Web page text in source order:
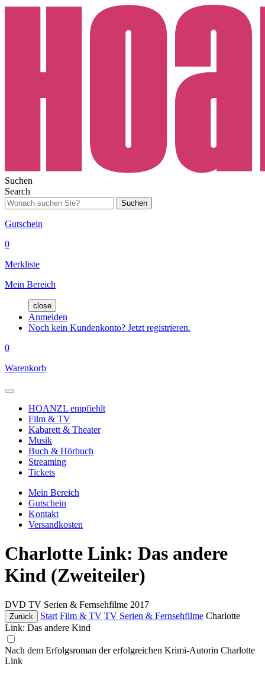
Suchen
Search
Suchen
Gutschein
0
Merkliste
Mein Bereich
close
Anmelden
Noch kein Kundenkonto? Jetzt registrieren.
0
Warenkorb
HOANZL empfiehlt
Film & TV
Kabarett & Theater
Musik
Buch & Hörbuch
Streaming
Tickets
Mein Bereich
Gutschein
Kontakt
Versandkosten
Charlotte Link: Das andere
Kind (Zweiteiler)
DVD TV Serien & Fernsehfilme 2017
Zurück Start Film & TV TV Serien & Fernsehfilme Charlotte
Link: Das andere Kind
Nach dem Erfolgsroman der erfolgreichen Krimi-Autorin Charlotte
Link